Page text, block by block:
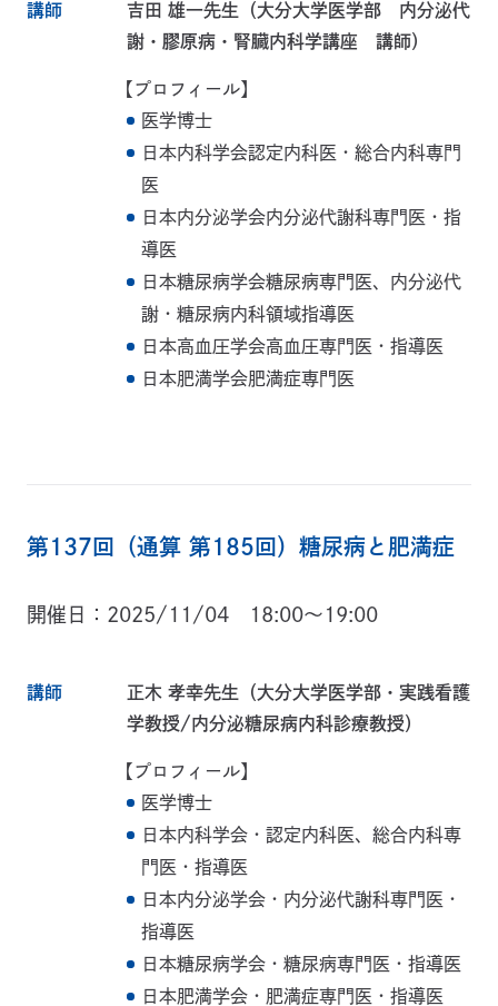
講師
吉田 雄一先生（大分大学医学部 内分泌代
謝・膠原病・腎臓内科学講座 講師）
【プロフィール】
医学博士
日本内科学会認定内科医・総合内科専門
医
日本内分泌学会内分泌代謝科専門医・指
導医
日本糖尿病学会糖尿病専門医、内分泌代
謝・糖尿病内科領域指導医
日本高血圧学会高血圧専門医・指導医
日本肥満学会肥満症専門医
第137回（通算 第185回）糖尿病と肥満症
開催日 2025/11/04 18:00～19:00
講師
正木 孝幸先生（大分大学医学部・実践看護
学教授/内分泌糖尿病内科診療教授）
【プロフィール】
医学博士
日本内科学会・認定内科医、総合内科専
門医・指導医
日本内分泌学会・内分泌代謝科専門医・
指導医
日本糖尿病学会・糖尿病専門医・指導医
日本肥満学会・肥満症専門医・指導医